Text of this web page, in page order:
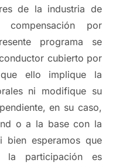
de la industria de
por
programa se
cubierto por
ello implique la
ni modifique su
en su caso,
o a la base con la
bien esperamos que
la participación es